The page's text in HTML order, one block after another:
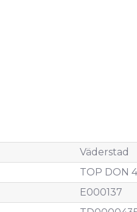
Väderstad
TOP DON
E000137